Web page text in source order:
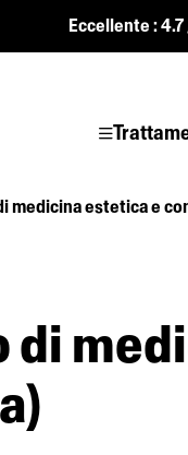
Eccellente :4.7
medicina estetica e
di